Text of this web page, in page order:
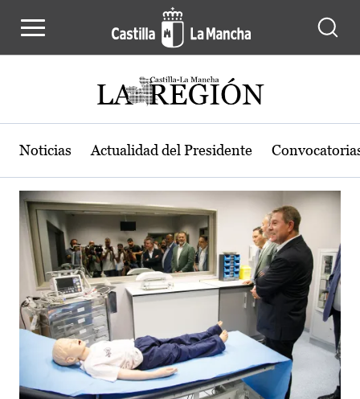
Actualidad de la región de Castilla-
Noticias Actualidad del Presidente